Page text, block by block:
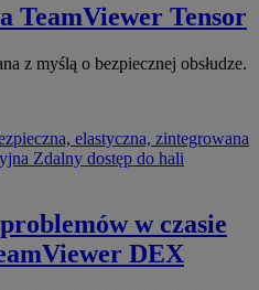
TeamViewer Tensor
z myślą o bezpiecznej obsłudze.
elastyczna, zintegrowana
Zdalny dostęp do hali
w czasie
DEX